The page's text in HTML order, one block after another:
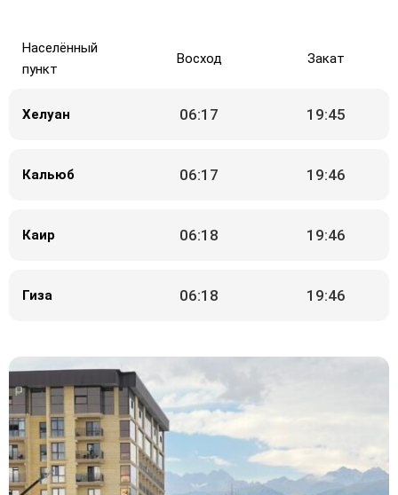
Населённый
пункт
Восход Закат
Хелуан 06:17 19:45
Кальюб 06:17 19:46
Каир 06:18 19:46
Гиза 06:18 19:46